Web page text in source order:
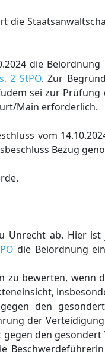
die
die
2 StPO. Zur
sei zur
Main erforderlich.
vom
Bezug
Unrecht ab. Hier
die Beiordnung
zu bewerten, wenn
den
der
den